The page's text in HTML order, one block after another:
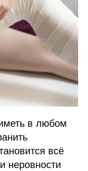
в любом
всё
неровности